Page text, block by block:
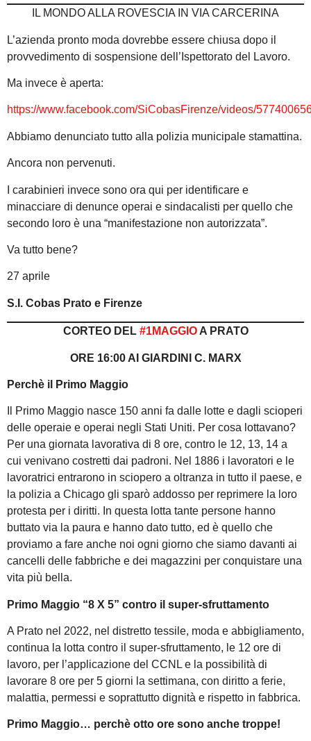
IL MONDO ALLA ROVESCIA IN VIA CARCERINA
L’azienda pronto moda dovrebbe essere chiusa dopo il
provvedimento di sospensione dell’Ispettorato del Lavoro.
Ma invece è aperta:
https://www.facebook.com/SiCobasFirenze/videos/
Abbiamo denunciato tutto alla polizia municipale stamattina.
Ancora non pervenuti.
I carabinieri invece sono ora qui per identificare e
minacciare di denunce operai e sindacalisti per quello che
secondo loro è una “manifestazione non autorizzata”.
Va tutto bene?
27 aprile
S.I. Cobas Prato e Firenze
CORTEO DEL #1MAGGIOA PRATO
ORE 16:00 AI GIARDINI C. MARX
Perchè il Primo Maggio
Il Primo Maggio nasce 150 anni fa dalle lotte e dagli scioperi
delle operaie e operai negli Stati Uniti. Per cosa lottavano?
Per una giornata lavorativa di 8 ore, contro le 12, 13, 14 a
cui venivano costretti dai padroni. Nel 1886 i lavoratori e le
lavoratrici entrarono in sciopero a oltranza in tutto il paese, e
la polizia a Chicago gli sparò addosso per reprimere la loro
protesta per i diritti. In questa lotta tante persone hanno
buttato via la paura e hanno dato tutto, ed è quello che
proviamo a fare anche noi ogni giorno che siamo davanti ai
cancelli delle fabbriche e dei magazzini per conquistare una
vita più bella.
Primo Maggio “8 X 5” contro il super-sfruttamento
A Prato nel 2022, nel distretto tessile, moda e abbigliamento,
continua la lotta contro il super-sfruttamento, le 12 ore di
lavoro, per l’applicazione del CCNL e la possibilità di
lavorare 8 ore per 5 giorni la settimana, con diritto a ferie,
malattia, permessi e soprattutto dignità e rispetto in fabbrica.
Primo Maggio… perchè otto ore sono anche troppe!